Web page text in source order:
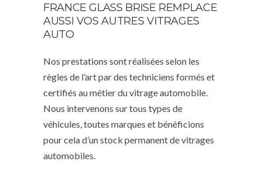
FRANCE GLASS BRISE REMPLACE
AUSSI VOS AUTRES VITRAGES
AUTO
Nos prestations sont réalisées selon les
règles de l’art par des techniciens formés et
certifiés au métier du vitrage automobile.
Nous intervenons sur tous types de
véhicules, toutes marques et bénéficions
pour cela d’un stock permanent de vitrages
automobiles.